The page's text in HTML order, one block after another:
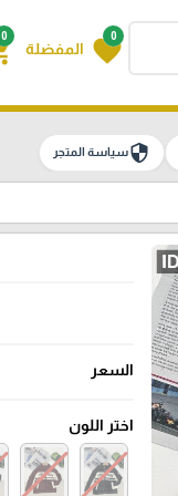
0
favorite المفضلة
0
securityسياسة المتجر
السعر
اختر اللون